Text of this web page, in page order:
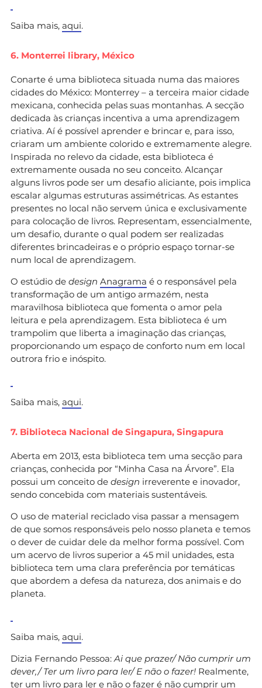
Saiba mais, aqui.
6. Monterrei library, México
Conarte é uma biblioteca situada numa das maiores
cidades do México: Monterrey – a terceira maior cidade
mexicana, conhecida pelas suas montanhas. A secção
dedicada às crianças incentiva a uma aprendizagem
criativa. Aí é possível aprender e brincar e, para isso,
criaram um ambiente colorido e extremamente alegre.
Inspirada no relevo da cidade, esta biblioteca é
extremamente ousada no seu conceito. Alcançar
alguns livros pode ser um desafio aliciante, pois implica
escalar algumas estruturas assimétricas. As estantes
presentes no local não servem única e exclusivamente
para colocação de livros. Representam, essencialmente,
um desafio, durante o qual podem ser realizadas
diferentes brincadeiras e o próprio espaço tornar-se
num local de aprendizagem.
O estúdio de design Anagrama é o responsável pela
transformação de um antigo armazém, nesta
maravilhosa biblioteca que fomenta o amor pela
leitura e pela aprendizagem. Esta biblioteca é um
trampolim que liberta a imaginação das crianças,
proporcionando um espaço de conforto num em local
outrora frio e inóspito.
Saiba mais, aqui.
7. Biblioteca Nacional de Singapura, Singapura
Aberta em 2013, esta biblioteca tem uma secção para
crianças, conhecida por “Minha Casa na Árvore”. Ela
possui um conceito de design irreverente e inovador,
sendo concebida com materiais sustentáveis.
O uso de material reciclado visa passar a mensagem
de que somos responsáveis pelo nosso planeta e temos
o dever de cuidar dele da melhor forma possível. Com
um acervo de livros superior a 45 mil unidades, esta
biblioteca tem uma clara preferência por temáticas
que abordem a defesa da natureza, dos animais e do
planeta.
Saiba mais, aqui.
Dizia Fernando Pessoa: Ai que prazer/ Não cumprir um
dever,/ Ter um livro para ler/ E não o fazer! Realmente,
ter um livro para ler e não o fazer é não cumprir um